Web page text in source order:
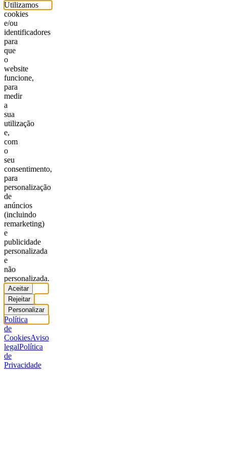
Utilizamos
cookies
e/ou
identificadores
para
que
o
website
funcione,
para
medir
a
sua
utilização
e,
com
o
seu
consentimento,
para
personalização
de
anúncios
(incluindo
remarketing)
e
publicidade
personalizada
e
não
personalizada.
Aceitar
Rejeitar
Personalizar
Política
de
CookiesAviso
legalPolítica
de
Privacidade